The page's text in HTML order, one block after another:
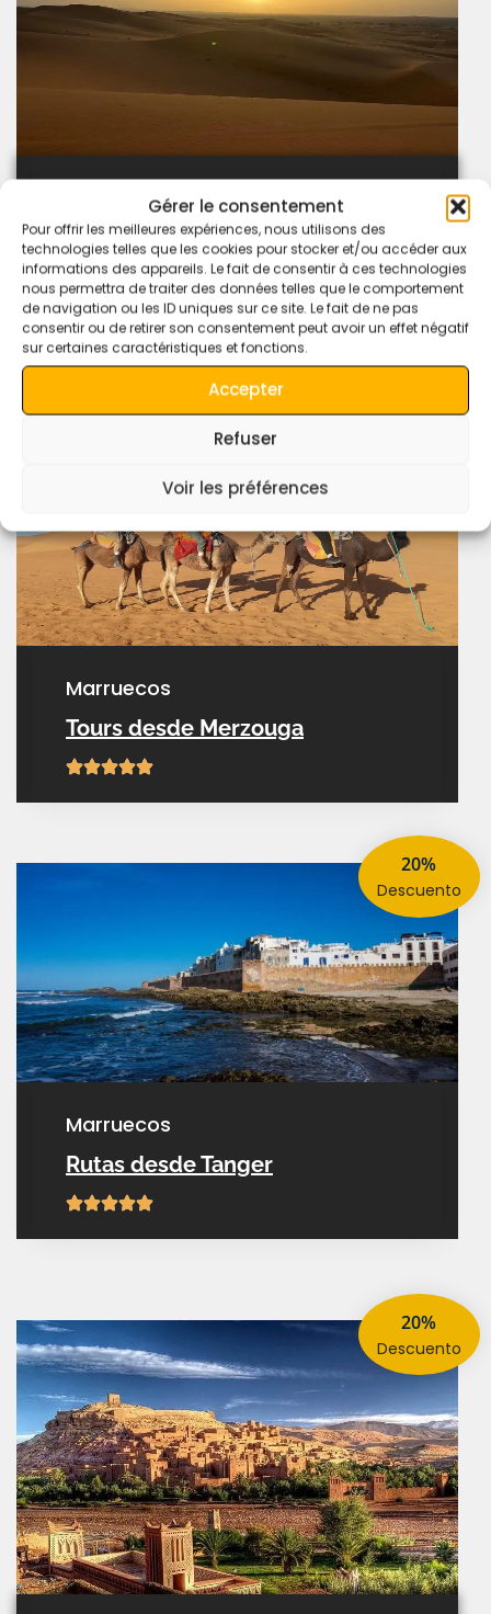
Gérer le consentement
Pour offrir les meilleures expériences, nous utilisons des
technologies telles que les cookies pour stocker et/ou accéder aux
informations des appareils. Le fait de consentir à ces technologies
nous permettra de traiter des données telles que le comportement
de navigation ou les ID uniques sur ce site. Le fait de ne pas
consentir ou de retirer son consentement peut avoir un effet négatif
sur certaines caractéristiques et fonctions.
Accepter
Refuser
Voir les préférences
marruecos
Rutas desde Erfoud
20%
marruecos
Tours desde Merzouga
20%
descuento
marruecos
Rutas desde Tanger
20%
descuento